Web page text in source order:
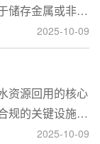
储存金属或非金
统、排水系统和
、山坡型、平地
2025-10-09
资源回用的核心
规的关键设施。
化学活性强等特
2025-10-09